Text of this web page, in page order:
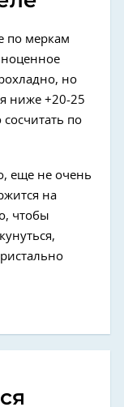
по меркам
но
ниже +20-25
по
еще не очень
на
чтобы